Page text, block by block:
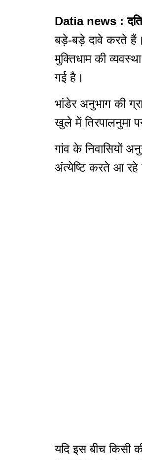
Datia news :
बड़े-बड़े दावे करते
मुक्तिधाम की
गई है।
भांडेर अनुभाग की
खुले में तिरपालनुमा
गांव के निवासियों
अंत्येष्टि करते आ रहे
यदि इस बीच किसी